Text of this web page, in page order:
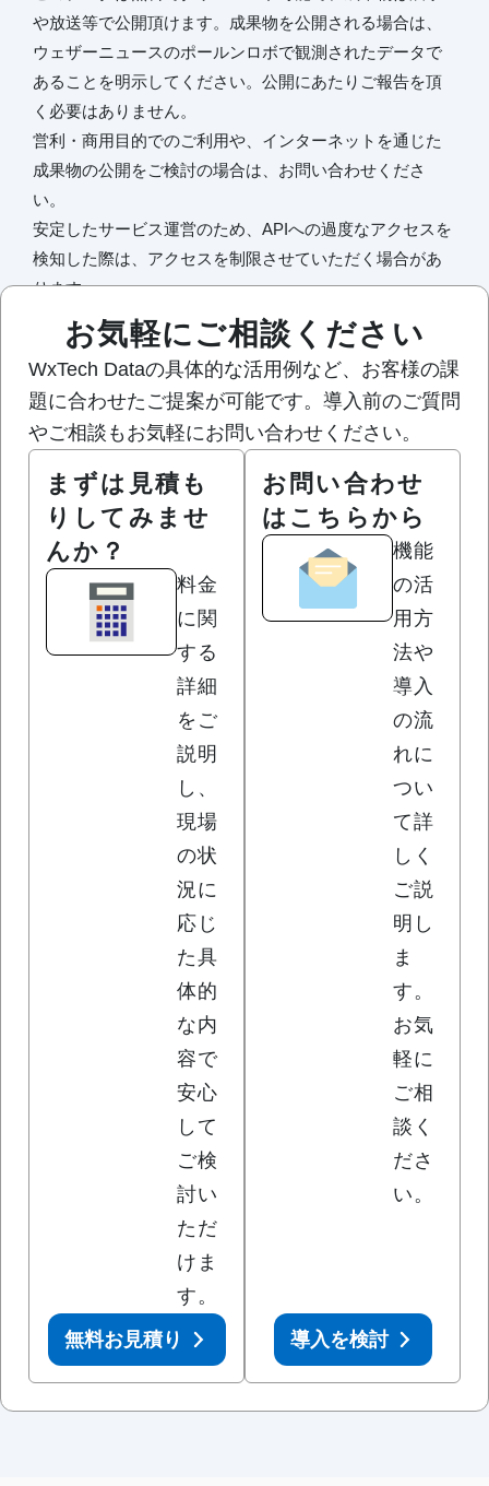
や放送等で公開頂けます。成果物を公開される場合は、
ウェザーニュースのポールンロボで観測されたデータで
あることを明示してください。公開にあたりご報告を頂
く必要はありません。
営利・商用目的でのご利用や、インターネットを通じた
成果物の公開をご検討の場合は、お問い合わせくださ
い。
安定したサービス運営のため、APIへの過度なアクセスを
検知した際は、アクセスを制限させていただく場合があ
ります。
本データを元にした活動により発生するいかなる損害に
ついても、当社では責任を負いかねます。
お気軽にご相談ください
WxTech Dataの具体的な活用例など、お客様の課
題に合わせたご提案が可能です。導入前のご質問
やご相談もお気軽にお問い合わせください。
まずは見積も
りしてみませ
んか？
料金
に関
する
詳細
をご
説明
し、
現場
の状
況に
応じ
た具
体的
な内
容で
安心
して
ご検
討い
ただ
けま
す。
無料お見積り
お問い合わせ
はこちらから
機能
の活
用方
法や
導入
の流
れに
つい
て詳
しく
ご説
明し
ま
す。
お気
軽に
ご相
談く
ださ
い。
導入を検討